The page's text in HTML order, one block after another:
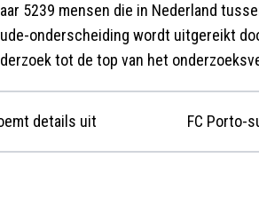
5239 mensen die in Nederland
onderscheiding wordt uitgereikt
tot de top van het
details uit
FC Porto-